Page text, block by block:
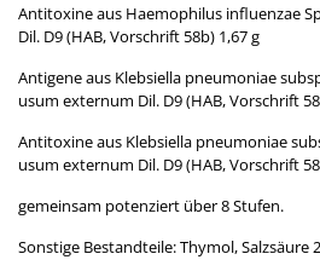
Antitoxine aus Haemophilus influenzae
Dil. D9 (HAB, Vorschrift 58b) 1,67 g
Antigene aus Klebsiella pneumoniae
usum externum Dil. D9 (HAB, Vorschrift
Antitoxine aus Klebsiella pneumoniae
usum externum Dil. D9 (HAB, Vorschrift
gemeinsam potenziert über 8 Stufen.
Sonstige Bestandteile: Thymol, Salzsäure